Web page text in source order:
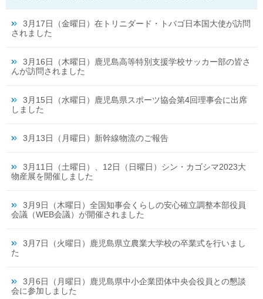
3月17日（金曜日）在トリニダード・トバゴ日本国大使が訪問
されました
3月16日（木曜日）鹿児島高等特別支援学校サッカー部の皆さ
んが訪問されました
3月15日（水曜日）鹿児島県スポーツ協会第4回理事会に出席
しました
3月13日（月曜日）新幹線物流のご報告
3月11日（土曜日）、12日（日曜日）シン・カゴシマ2023大
物産展を開催しました
3月9日（木曜日）全国知事会くらしの安心確立調整本部役員
会議（WEB会議）が開催されました
3月7日（火曜日）鹿児島県立農業大学校の卒業式を行いまし
た
3月6日（月曜日）鹿児島県中小企業団体中央会役員との懇談
会に参加しました